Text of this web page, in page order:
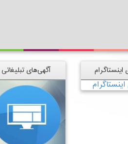
آگهی‌های تبلیغاتی